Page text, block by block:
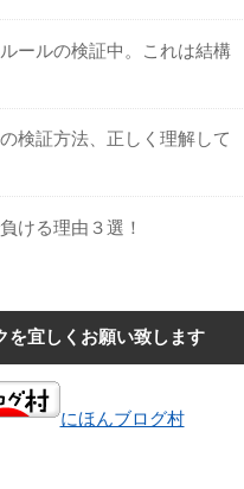
ールの検証中。これは結構
検証方法、正しく理解して
ける理由３選！
を宜しくお願い致します
にほんブログ村